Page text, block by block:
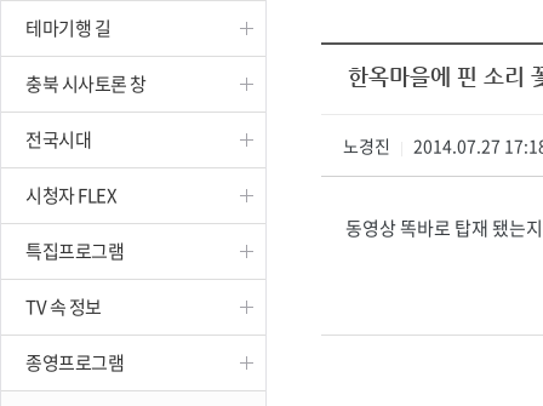
옥천
종영프로그램
테마기행 길
충북 시사토론 창
전국시대
시청자 FLEX
특집프로그램
TV 속 정보
종영프로그램
한옥마을에 핀 소리
노경진 2014.07.27
동영상 똑바로 탑재 됐는